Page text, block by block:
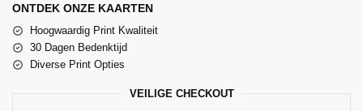
ONTDEK ONZE KAARTEN
Hoogwaardig Print Kwaliteit
30 Dagen Bedenktijd
Diverse Print Opties
VEILIGE CHECKOUT